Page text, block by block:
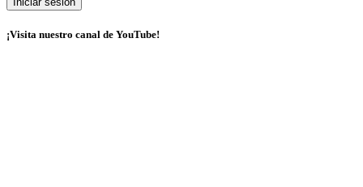
¡Visita nuestro canal de YouTube!